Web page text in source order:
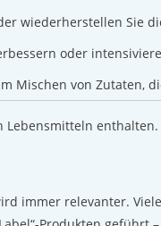
wiederherstellen Sie
oder
Mischen von Zutaten,
immer relevanter.